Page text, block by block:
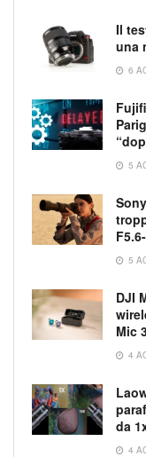
Il
una
6
5
5
DJI
Mic
4
da
4